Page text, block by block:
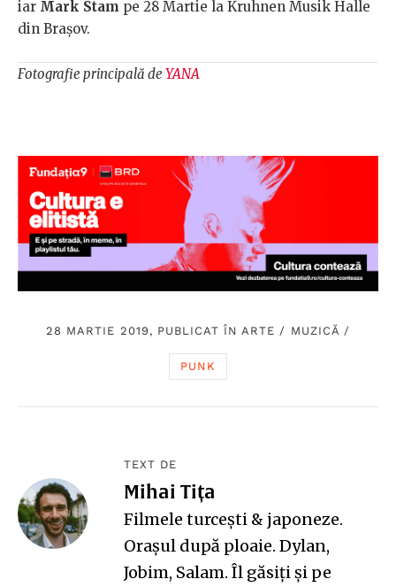
iar Mark Stam pe 28 Martie la Kruhnen Musik Halle
din Brașov.
Fotografie principală de YANA
28 MARTIE 2019, PUBLICAT ÎN ARTE / MUZICĂ /
PUNK
TEXT DE
Mihai Tița
Filmele turcești & japoneze.
Orașul după ploaie. Dylan,
Jobim, Salam. Îl găsiți și pe